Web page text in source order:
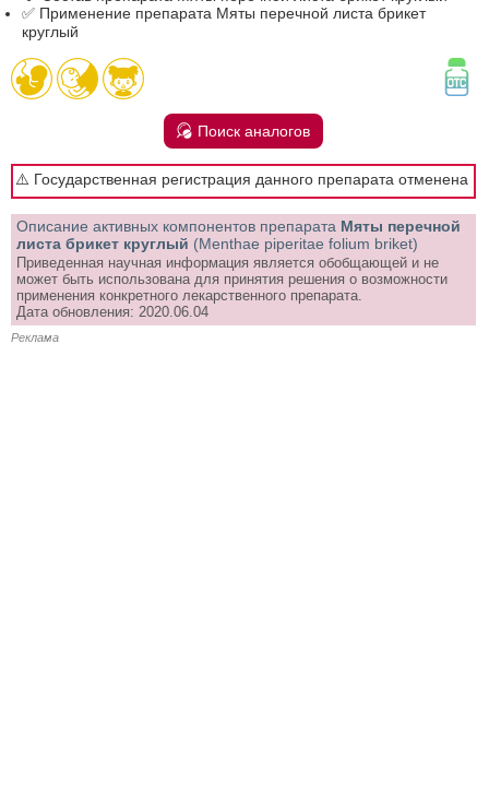
✅ Применение препарата Мяты перечной листа брикет
круглый
Поиск аналогов
⚠️ Государственная регистрация данного препарата отменена
Описание активных компонентов препарата Мяты перечной
листа брикет круглый (Menthae piperitae folium briket)
Приведенная научная информация является обобщающей и не
может быть использована для принятия решения о возможности
применения конкретного лекарственного препарата.
Дата обновления: 2020.06.04
Реклама